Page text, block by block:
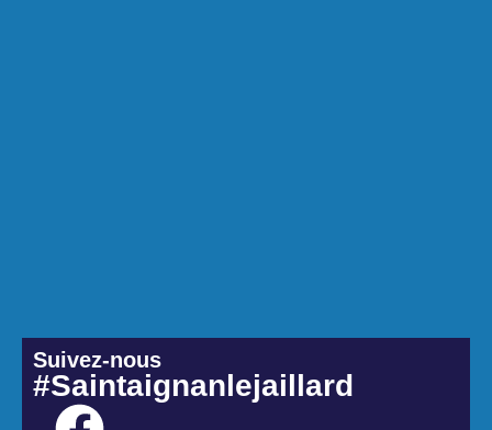
Suivez-nous
#Saintaignanlejaillard